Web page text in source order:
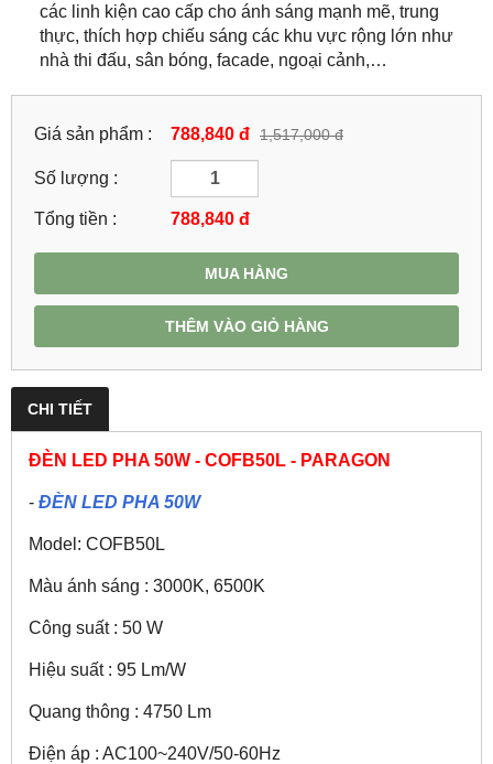
các linh kiện cao cấp cho ánh sáng mạnh mẽ, trung
thực, thích hợp chiếu sáng các khu vực rộng lớn như
nhà thi đấu, sân bóng, facade, ngoại cảnh,…
Giá sản phẩm : 788,840 đ 1,517,000 đ
Số lượng :
Tổng tiền : 788,840 đ
MUA HÀNG
THÊM VÀO GIỎ HÀNG
CHI TIẾT
ĐÈN LED PHA 50W - COFB50L - PARAGON
- ĐÈN LED PHA 50W
Model: COFB50L
Màu ánh sáng : 3000K, 6500K
Công suất : 50 W
Hiệu suất : 95 Lm/W
Quang thông : 4750 Lm
Điện áp : AC100~240V/50-60Hz